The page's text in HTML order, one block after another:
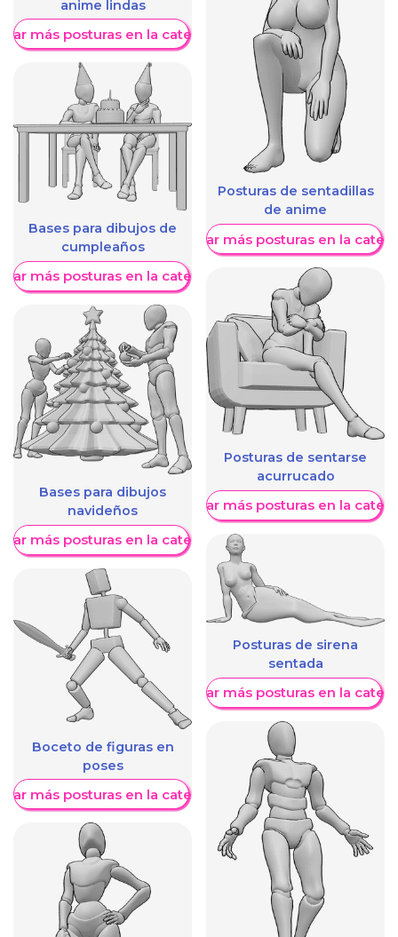
anime lindas
más posturas en la categoría
Bases para dibujos de
cumpleaños
más posturas en la categoría
Bases para dibujos
navideños
más posturas en la categoría
Boceto de figuras en
poses
más posturas en la categoría
Posturas de sentadillas
de anime
Mostrar más posturas en la
Posturas de sentarse
acurrucado
Mostrar más posturas en la
Posturas de sirena
sentada
Mostrar más posturas en la